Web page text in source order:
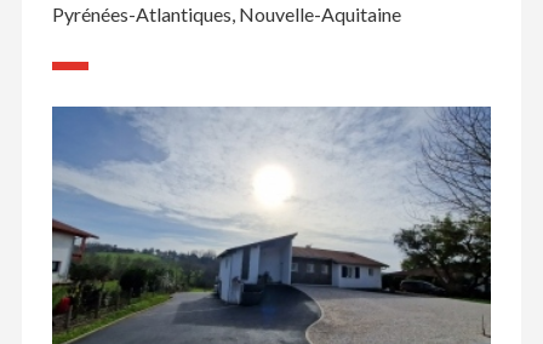
Pyrénées-Atlantiques, Nouvelle-Aquitaine